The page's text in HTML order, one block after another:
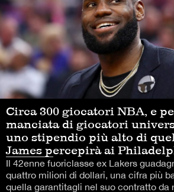
Circa 300 giocatori NBA, e
manciata di giocatori
uno stipendio più alto di
James percepirà ai
Il 42enne fuoriclasse ex Lakers
quattro milioni di dollari, una cifra più
quella garantitagli nel suo contratto da